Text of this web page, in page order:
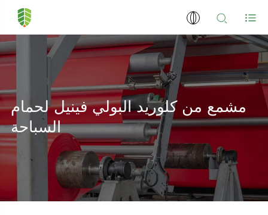
مشمع من كلوريد البولي فينيل لحمام
السباحة